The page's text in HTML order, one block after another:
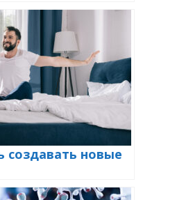
создавать новые